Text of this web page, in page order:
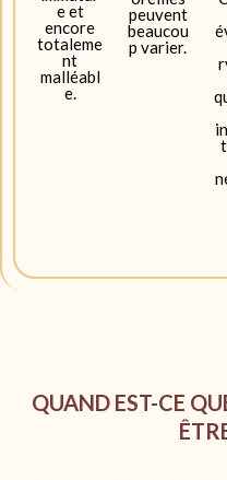
e et
encore
totaleme
nt
malléabl
e.
peuvent
beaucou
p varier.
QUAND EST-CE